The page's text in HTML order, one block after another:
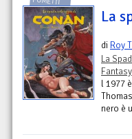
La
di Roy
La
Fantasy
l 1977
nero è